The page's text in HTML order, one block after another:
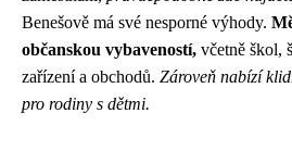
Benešově má své nesporné výhody.
občanskou vybaveností, včetně škol,
zařízení a obchodů. Zároveň nabízí
pro rodiny s dětmi.